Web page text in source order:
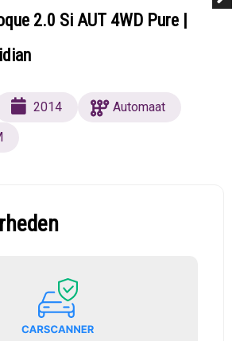
2.0 Si AUT 4WD Pure |
2014
Automaat